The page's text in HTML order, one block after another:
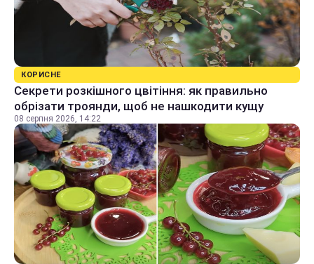
КОРИСНЕ
Секрети розкішного цвітіння: як правильно
обрізати троянди, щоб не нашкодити кущу
08 серпня 2026, 14:22